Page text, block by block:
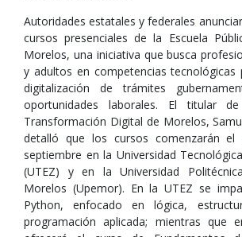
Autoridades estatales y federales
cursos presenciales de la Escuela
Morelos, una iniciativa que busca
y adultos en competencias tecnológicas
digitalización de trámites
oportunidades laborales. El titular
Transformación Digital de Morelos,
detalló que los cursos comenzarán el
septiembre en la Universidad
(UTEZ) y en la Universidad
Morelos (Upemor). En la UTEZ se
Python, enfocado en lógica,
programación aplicada; mientras que